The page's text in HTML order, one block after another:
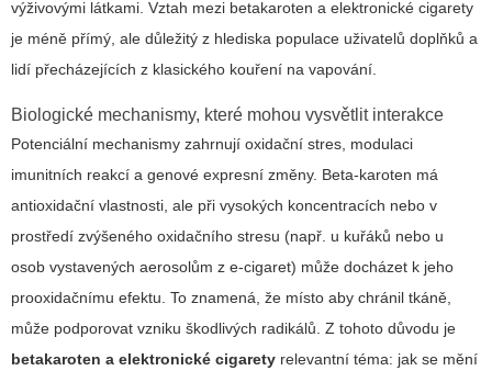
výživovými látkami. Vztah mezi betakaroten a elektronické cigarety
je méně přímý, ale důležitý z hlediska populace uživatelů doplňků a
lidí přecházejících z klasického kouření na vapování.
Biologické mechanismy, které mohou vysvětlit interakce
Potenciální mechanismy zahrnují oxidační stres, modulaci
imunitních reakcí a genové expresní změny. Beta-karoten má
antioxidační vlastnosti, ale při vysokých koncentracích nebo v
prostředí zvýšeného oxidačního stresu (např. u kuřáků nebo u
osob vystavených aerosolům z e-cigaret) může docházet k jeho
prooxidačnímu efektu. To znamená, že místo aby chránil tkáně,
může podporovat vzniku škodlivých radikálů. Z tohoto důvodu je
betakaroten a elektronické cigarety relevantní téma: jak se mění